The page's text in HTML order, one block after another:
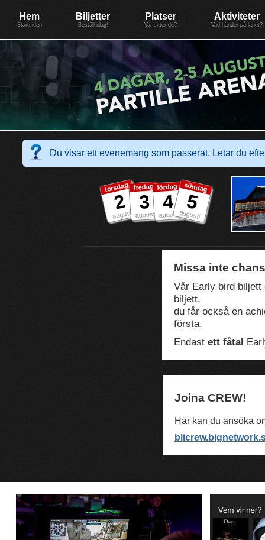
Hem
Startsidan
Biljetter
Beställ idag!
Platser
Var sitter du?
Aktiviteter
Vad händer på lanet?
Du visar ett evenemang som passerat. Letar du
torsdag
2
augusti
fredag
3
augusti
lördag
4
augusti
söndag
5
augusti
Missa inte
Vår Early bird biljett
biljett,
du får också en
första.
Endast ett fåtal
Joina CREW!
Här kan du ansöka